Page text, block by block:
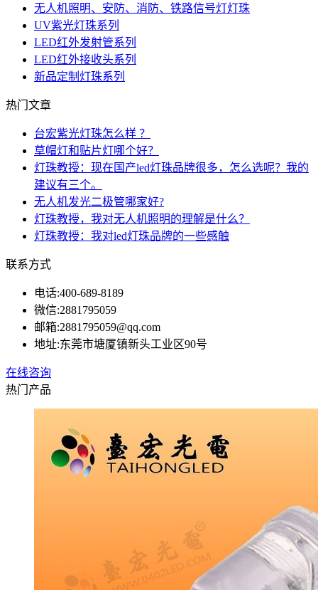
无人机照明、安防、消防、铁路信号灯灯珠
UV紫光灯珠系列
LED红外发射管系列
LED红外接收头系列
新品定制灯珠系列
热门文章
台宏紫光灯珠怎么样 ？
草帽灯和贴片灯哪个好？
灯珠教授：现在国产led灯珠品牌很多，怎么选呢？我的
建议有三个。
无人机发光二极管哪家好?
灯珠教授，我对无人机照明的理解是什么？
灯珠教授：我对led灯珠品牌的一些感触
联系方式
电话:400-689-8189
微信:2881795059
邮箱:2881795059@qq.com
地址:东莞市塘厦镇新头工业区90号
在线咨询
热门产品